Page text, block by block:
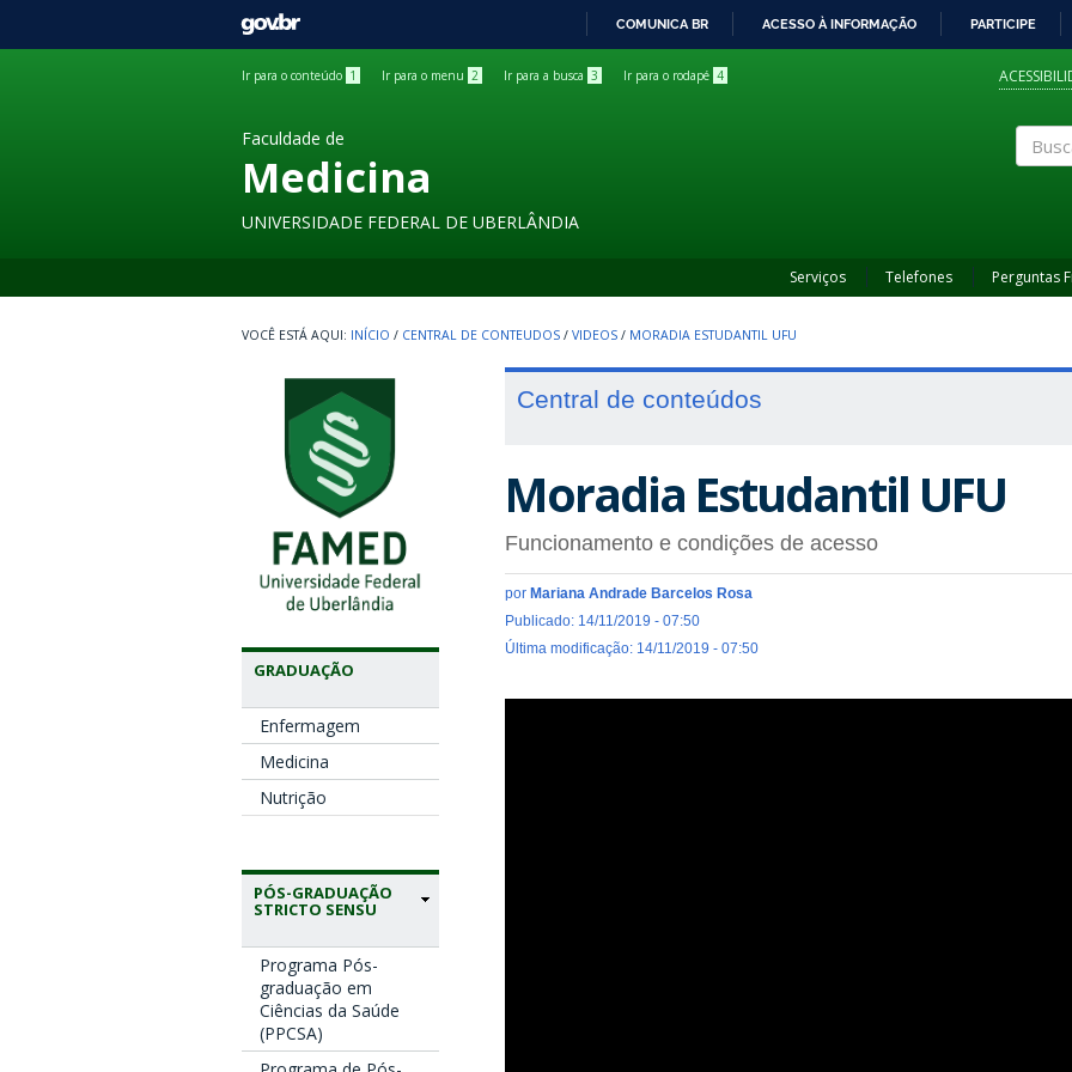
GOVBR
COMUNICA BR ACESSO À INFORMAÇÃO PARTICIPE
Ir para o conteúdo 1 Ir para o menu 2 Ir para a busca 3 Ir para o rodapé 4
Faculdade de
Medicina
UNIVERSIDADE FEDERAL DE UBERLÂNDIA
Serviços Telefones Perguntas
INÍCIO / CENTRAL DE CONTEUDOS / VIDEOS / MORADIA ESTUDANTIL UFU
GRADUAÇÃO
Enfermagem
Medicina
Nutrição
PÓS-GRADUAÇÃO
STRICTO SENSU
Programa Pós-
graduação em
Ciências da Saúde
(PPCSA)
Central de conteúdos
Moradia Estudantil UFU
Funcionamento e condições de acesso
por Mariana Andrade Barcelos Rosa
Publicado: 14/11/2019 - 07:50
Última modificação: 14/11/2019 - 07:50